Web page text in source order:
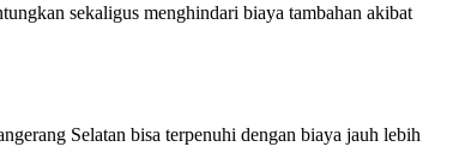
sekaligus menghindari biaya tambahan akibat
Selatan bisa terpenuhi dengan biaya jauh lebih